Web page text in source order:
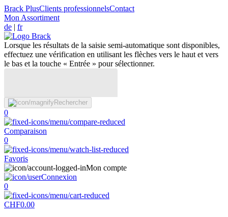
Brack PlusClients professionnelsContact
Mon Assortiment
de | fr
Lorsque les résultats de la saisie semi-automatique sont disponibles,
effectuez une vérification en utilisant les flèches vers le haut et vers
le bas et la touche « Entrée » pour sélectionner.
Rechercher
0
Comparaison
0
Favoris
Mon compte
Connexion
0
CHF0.00